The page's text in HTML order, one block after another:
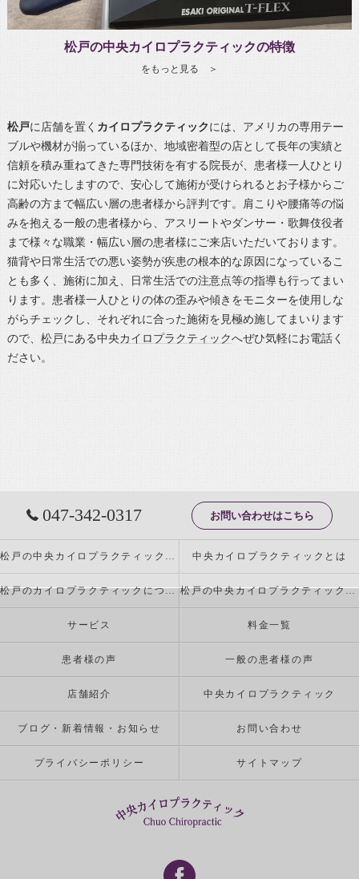
松戸の中央カイロプラクティックの特徴
をもっと見る ＞
松戸に店舗を置く カイロプラクティック には、アメリカの専用テー
ブルや機材が揃っているほか、地域密着型の店として長年の実績と
信頼を積み重ねてきた専門技術を有する院長が、患者様一人ひとり
に対応いたしますので、安心して施術が受けられるとお子様からご
高齢の方まで幅広い層の患者様から評判です。肩こりや腰痛等の悩
みを抱える一般の患者様から、アスリートやダンサー・歌舞伎役者
まで様々な職業・幅広い層の患者様にご来店いただいております。
猫背や日常生活での悪い姿勢が疾患の根本的な原因になっているこ
とも多く、施術に加え、日常生活での注意点等の指導も行ってまい
ります。患者様一人ひとりの体の歪みや傾きをモニターを使用しな
がらチェックし、それぞれに合った施術を見極め施してまいります
ので、 松戸にある中央カイロプラクティックへぜひ気軽にお電話く
ださい。
047-342-0317 お問い合わせはこちら
松戸の中央カイロプラクティックの特徴 中央カイロプラクティックとは
松戸のカイロプラクティックについて 松戸の中央カイロプラクティックが行う施術とは
サービス 料金一覧
患者様の声 一般の患者様の声
店舗紹介 中央カイロプラクティック
ブログ・新着情報・お知らせ お問い合わせ
プライバシーポリシー サイトマップ